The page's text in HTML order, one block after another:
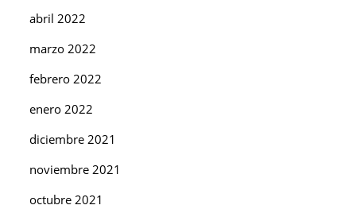
abril 2022
marzo 2022
febrero 2022
enero 2022
diciembre 2021
noviembre 2021
octubre 2021